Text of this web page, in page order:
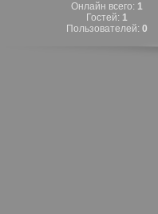
Онлайн всего: 1
Гостей: 1
Пользователей: 0